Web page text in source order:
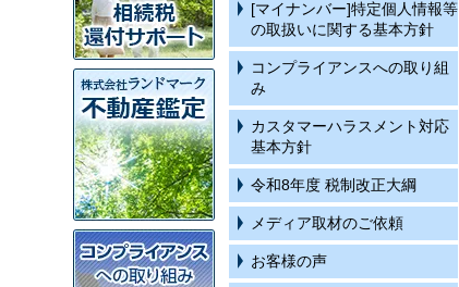
[マイナンバー]特定個人情報等
の取扱いに関する基本方針
コンプライアンスへの取り組
み
カスタマーハラスメント対応
基本方針
令和8年度 税制改正大綱
メディア取材のご依頼
お客様の声